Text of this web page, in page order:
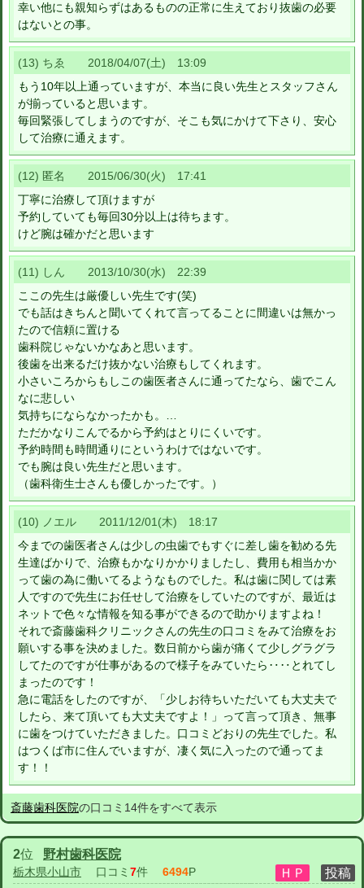
幸い他にも親知らずはあるものの正常に生えており抜歯の必要
はないとの事。
(13) ちゑ 2018/04/07(土) 13:09
もう10年以上通っていますが、本当に良い先生とスタッフさん
が揃っていると思います。
毎回緊張してしまうのですが、そこも気にかけて下さり、安心
して治療に通えます。
(12) 匿名 2015/06/30(火) 17:41
丁寧に治療して頂けますが
予約していても毎回30分以上は待ちます。
けど腕は確かだと思います
(11) しん 2013/10/30(水) 22:39
ここの先生は厳優しい先生です(笑)
でも話はきちんと聞いてくれて言ってることに間違いは無かっ
たので信頼に置ける
歯科院じゃないかなあと思います。
後歯を出来るだけ抜かない治療もしてくれます。
小さいころからもしこの歯医者さんに通ってたなら、歯でこん
なに悲しい
気持ちにならなかったかも。…
ただかなりこんでるから予約はとりにくいです。
予約時間も時間通りにというわけではないです。
でも腕は良い先生だと思います。
（歯科衛生士さんも優しかったです。）
(10) ノエル 2011/12/01(木) 18:17
今までの歯医者さんは少しの虫歯でもすぐに差し歯を勧める先
生達ばかりで、治療もかなりかかりましたし、費用も相当かか
って歯の為に働いてるようなものでした。私は歯に関しては素
人ですので先生にお任せして治療をしていたのですが、最近は
ネットで色々な情報を知る事ができるので助かりますよね！
それで斎藤歯科クリニックさんの先生の口コミをみて治療をお
願いする事を決めました。数日前から歯が痛くて少しグラグラ
してたのですが仕事があるので様子をみていたら‥‥とれてし
まったのです！
急に電話をしたのですが、「少しお待ちいただいても大丈夫で
したら、来て頂いても大丈夫ですよ！」って言って頂き、無事
に歯をつけていただきました。口コミどおりの先生でした。私
はつくば市に住んでいますが、凄く気に入ったので通ってま
す！！
斎藤歯科医院の口コミ14件をすべて表示
2位 野村歯科医院
栃木県小山市 口コミ 7件 6494P